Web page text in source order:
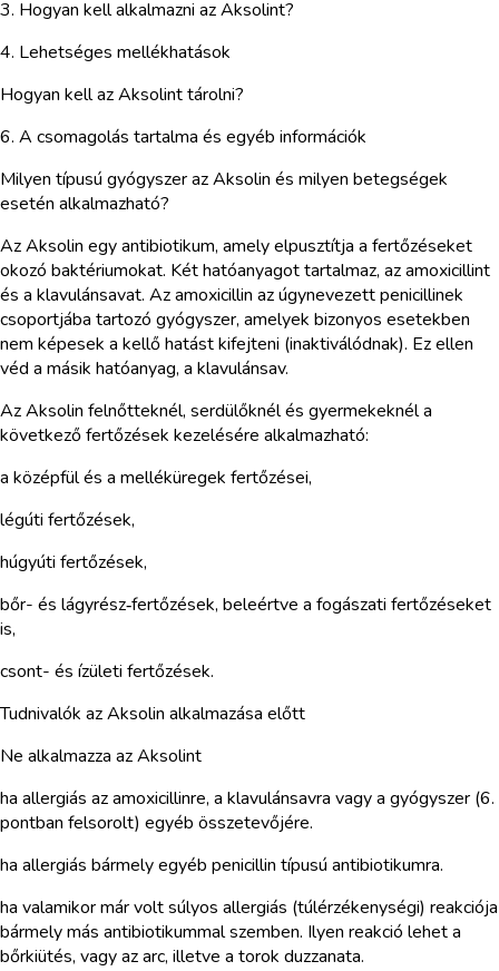
3. Hogyan kell alkalmazni az Aksolint?
4. Lehetséges mellékhatások
Hogyan kell az Aksolint tárolni?
6. A csomagolás tartalma és egyéb információk
Milyen típusú gyógyszer az Aksolin és milyen betegségek
esetén alkalmazható?
Az Aksolin egy antibiotikum, amely elpusztítja a fertőzéseket
okozó baktériumokat. Két hatóanyagot tartalmaz, az amoxicillint
és a klavulánsavat. Az amoxicillin az úgynevezett penicillinek
csoportjába tartozó gyógyszer, amelyek bizonyos esetekben
nem képesek a kellő hatást kifejteni (inaktiválódnak). Ez ellen
véd a másik hatóanyag, a klavulánsav.
Az Aksolin felnőtteknél, serdülőknél és gyermekeknél a
következő fertőzések kezelésére alkalmazható:
a középfül és a melléküregek fertőzései,
légúti fertőzések,
húgyúti fertőzések,
bőr- és lágyrész‑fertőzések, beleértve a fogászati fertőzéseket
is,
csont- és ízületi fertőzések.
Tudnivalók az Aksolin alkalmazása előtt
Ne alkalmazza az Aksolint
ha allergiás az amoxicillinre, a klavulánsavra vagy a gyógyszer (6.
pontban felsorolt) egyéb összetevőjére.
ha allergiás bármely egyéb penicillin típusú antibiotikumra.
ha valamikor már volt súlyos allergiás (túlérzékenységi) reakciója
bármely más antibiotikummal szemben. Ilyen reakció lehet a
bőrkiütés, vagy az arc, illetve a torok duzzanata.